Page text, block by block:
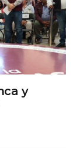
y sitio
vez que
y